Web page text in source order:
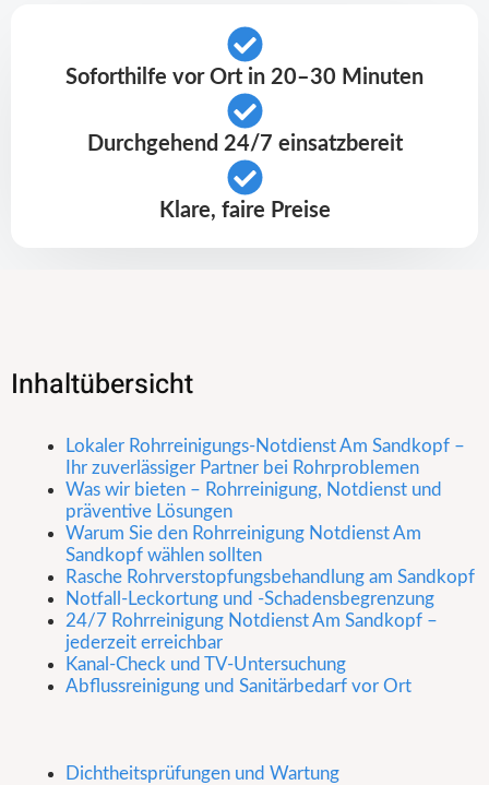
Soforthilfe vor Ort in 20–30 Minuten
Durchgehend 24/7 einsatzbereit
Klare, faire Preise
Inhaltübersicht
Lokaler Rohrreinigungs-Notdienst Am Sandkopf –
Ihr zuverlässiger Partner bei Rohrproblemen
Was wir bieten – Rohrreinigung, Notdienst und
präventive Lösungen
Warum Sie den Rohrreinigung Notdienst Am
Sandkopf wählen sollten
Rasche Rohrverstopfungsbehandlung am Sandkopf
Notfall-Leckortung und -Schadensbegrenzung
24/7 Rohrreinigung Notdienst Am Sandkopf –
jederzeit erreichbar
Kanal-Check und TV-Untersuchung
Abflussreinigung und Sanitärbedarf vor Ort
Dichtheitsprüfungen und Wartung